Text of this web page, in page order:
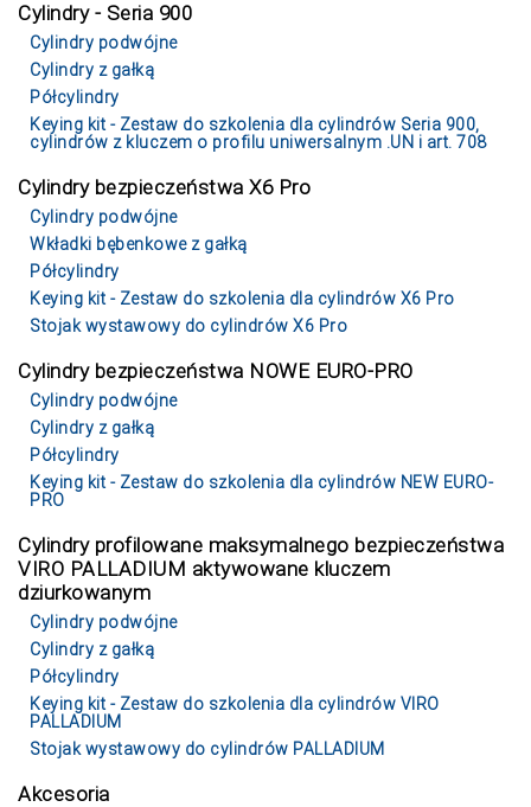
Cylindry - Seria 900
Cylindry podwójne
Cylindry z gałką
Półcylindry
Keying kit - Zestaw do szkolenia dla cylindrów Seria 900,
cylindrów z kluczem o profilu uniwersalnym .UN i art. 708
Cylindry bezpieczeństwa X6 Pro
Cylindry podwójne
Wkładki bębenkowe z gałką
Półcylindry
Keying kit - Zestaw do szkolenia dla cylindrów X6 Pro
Stojak wystawowy do cylindrów X6 Pro
Cylindry bezpieczeństwa NOWE EURO-PRO
Cylindry podwójne
Cylindry z gałką
Półcylindry
Keying kit - Zestaw do szkolenia dla cylindrów NEW EURO-
PRO
Cylindry profilowane maksymalnego bezpieczeństwa
VIRO PALLADIUM aktywowane kluczem
dziurkowanym
Cylindry podwójne
Cylindry z gałką
Półcylindry
Keying kit - Zestaw do szkolenia dla cylindrów VIRO
PALLADIUM
Stojak wystawowy do cylindrów PALLADIUM
Akcesoria